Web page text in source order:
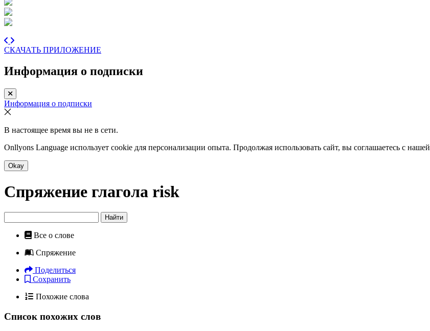
СКАЧАТЬ ПРИЛОЖЕНИЕ
Информация о подписки
Информация о подписки
В настоящее время вы не в сети.
Onllyons Language использует cookie для персонализации опыта. Продолжая использовать сайт, вы соглашаетесь с нашей
Okay
Спряжение глагола risk
Найти
Все о слове
Спряжение
Поделиться
Сохранить
Похожие слова
Список похожих слов